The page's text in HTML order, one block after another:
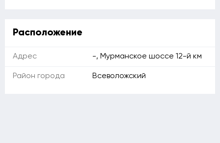
Расположение
Адрес -, Мурманское шоссе 12-й км
Район города Всеволожский